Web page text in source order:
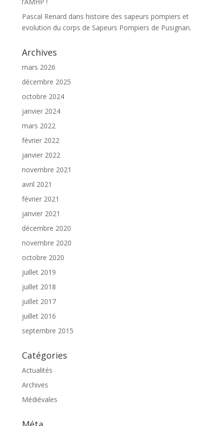
Pascal Renard dans histoire des sapeurs pompiers et
evolution du corps de Sapeurs Pompiers de Pusignan.
Archives
mars 2026
décembre 2025
octobre 2024
janvier 2024
mars 2022
février 2022
janvier 2022
novembre 2021
avril 2021
février 2021
janvier 2021
décembre 2020
novembre 2020
octobre 2020
juillet 2019
juillet 2018
juillet 2017
juillet 2016
septembre 2015
Catégories
Actualités
Archives
Médiévales